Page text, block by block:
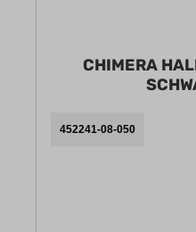
CHIMERA
452241-08-050